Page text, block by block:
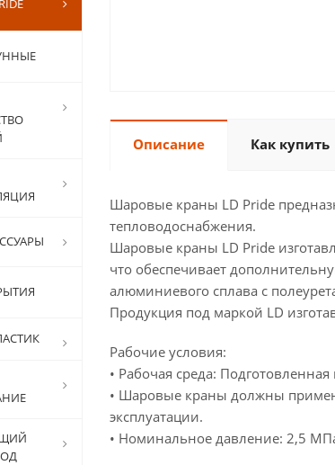
Описание Как купить
Шаровые краны LD Pride
тепловодоснабжения.
Шаровые краны LD Pride
что обеспечивает
алюминиевого сплава с
Продукция под маркой LD
Рабочие условия:
• Рабочая среда:
• Шаровые краны должны
эксплуатации.
• Номинальное давление: 2,5